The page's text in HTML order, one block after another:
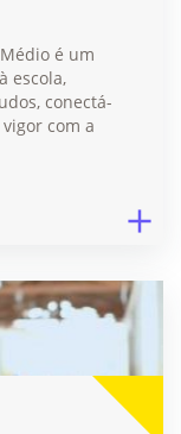
é um
escola,
conectá-
com a